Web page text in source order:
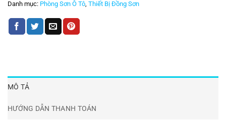
Danh mục: Phòng Sơn Ô Tô, Thiết Bị Đồng Sơn
MÔ TẢ
HƯỚNG DẪN THANH TOÁN